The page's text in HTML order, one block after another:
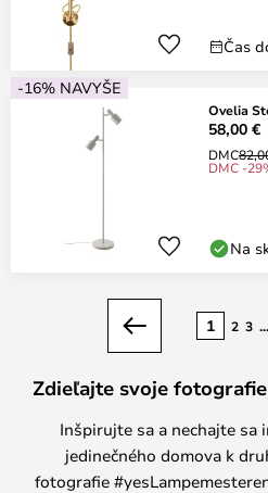
Čas
-16% NAVYŠE
Ovelia
58,00 €
DMC
DMC -
Na
Predchádzajúci
1 2 3 ...
Zdieľajte svoje
Inšpirujte sa a nechajte sa
jedinečného domova k
fotografie